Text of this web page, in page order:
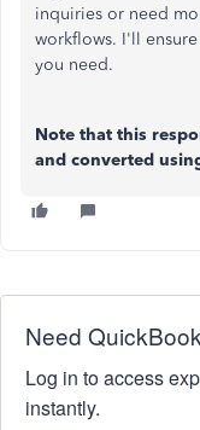
inquiries or need
workflows. I'll
you need.
Note that this
and converted
Need
Log in to access
instantly.